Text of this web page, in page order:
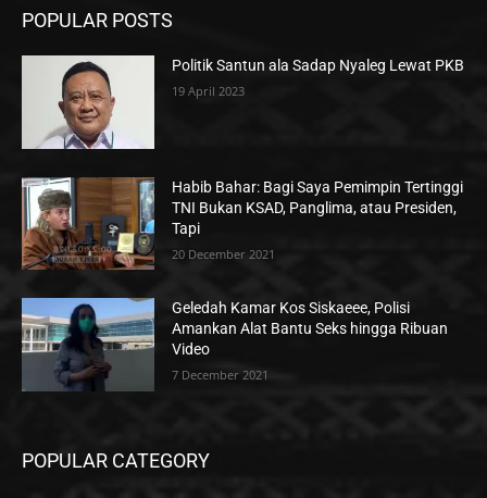
POPULAR POSTS
Politik Santun ala Sadap Nyaleg Lewat PKB
19 April 2023
Habib Bahar: Bagi Saya Pemimpin Tertinggi
TNI Bukan KSAD, Panglima, atau Presiden,
Tapi
20 December 2021
Geledah Kamar Kos Siskaeee, Polisi
Amankan Alat Bantu Seks hingga Ribuan
Video
7 December 2021
POPULAR CATEGORY